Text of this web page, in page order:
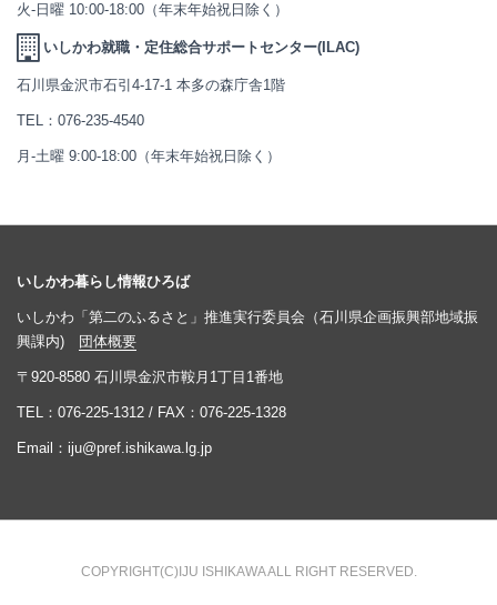
火-日曜 10:00-18:00（年末年始祝日除く）
いしかわ就職・定住総合サポートセンター(ILAC)
石川県金沢市石引4-17-1 本多の森庁舎1階
TEL： 076-235-4540
月-土曜 9:00-18:00（年末年始祝日除く）
いしかわ暮らし情報ひろば
いしかわ「第二のふるさと」推進実行委員会（石川県企画振興部地域振
興課内)
団体概要
〒920-8580 石川県金沢市鞍月1丁目1番地
TEL： 076-225-1312 / FAX：076-225-1328
Email： iju@pref.ishikawa.lg.jp
COPYRIGHT(C)IJU ISHIKAWA ALL RIGHT RESERVED.